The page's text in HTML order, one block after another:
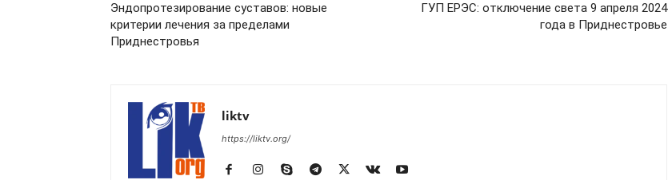
Эндопротезирование суставов: новые
критерии лечения за пределами
Приднестровья
ГУП ЕРЭС: отключение света 9 апреля 2024
года в Приднестровье
liktv
https://liktv.org/